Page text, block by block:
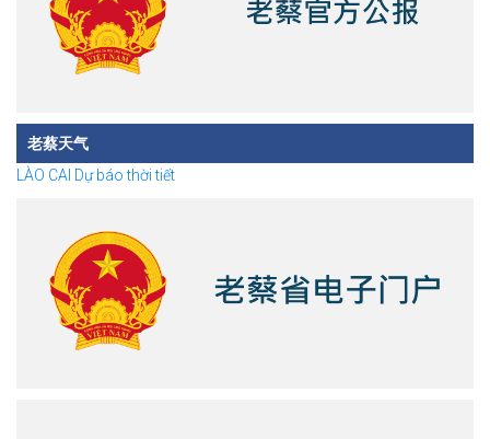
老蔡天气
LÀO CAI Dự báo thời tiết